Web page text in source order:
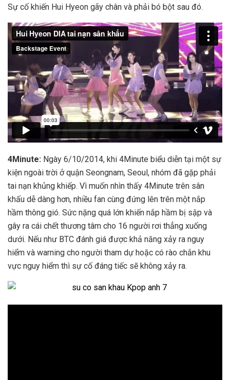
Sự cố khiến Hui Hyeon gãy chân và phải bó bột sau đó.
4Minute: Ngày 6/10/2014, khi 4Minute biểu diễn tại một sự
kiện ngoài trời ở quận Seongnam, Seoul, nhóm đã gặp phải
tai nạn khủng khiếp. Vì muốn nhìn thấy 4Minute trên sân
khấu dễ dàng hơn, nhiều fan cùng đứng lên trên một nắp
hầm thông gió. Sức nặng quá lớn khiến nắp hầm bị sập và
gây ra cái chết thương tâm cho 16 người rơi thẳng xuống
dưới. Nếu như BTC đánh giá được khả năng xảy ra nguy
hiểm và warning cho người tham dự hoặc có rào chắn khu
vực nguy hiểm thì sự cố đáng tiếc sẽ không xảy ra.